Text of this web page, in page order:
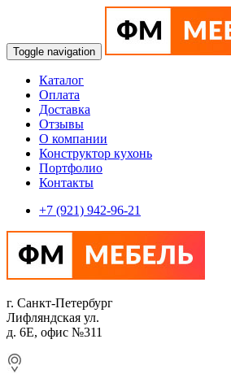
Toggle navigation
Каталог
Оплата
Доставка
Отзывы
О компании
Конструктор кухонь
Портфолио
Контакты
+7 (921) 942-96-21
г. Санкт-Петербург
Лифляндская ул.
д. 6Е, офис №311